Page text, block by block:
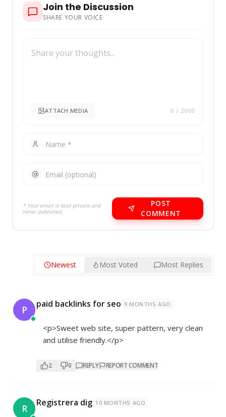
Join the Discussion
SHARE YOUR VOICE
ATTACH MEDIA 0 / 2000
* Your email is kept private and
never published.
POST
COMMENT
Newest Most Voted Most Replies
P paid backlinks for seo 9 MONTHS AGO
<p>Sweet web site, super pattern, very clean
and utilise friendly.</p>
2 0 REPLY REPORT COMMENT
R Registrera dig 10 MONTHS AGO